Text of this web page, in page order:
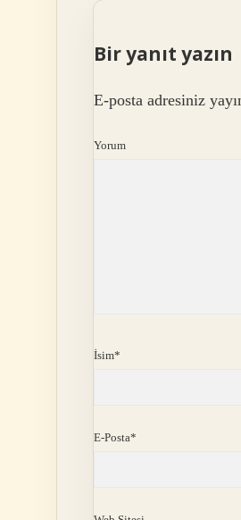
Bir yanıt yazın
E-posta adresiniz
Yorum
İsim*
E-Posta*